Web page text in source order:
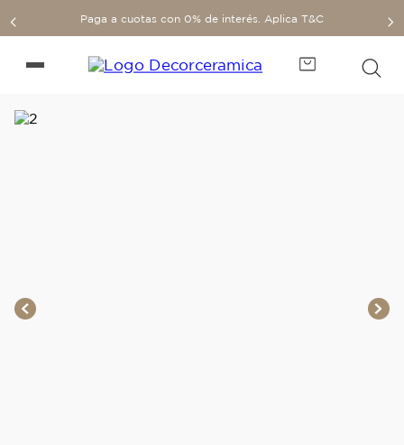
Paga a cuotas con 0% de interés. Aplica T&C